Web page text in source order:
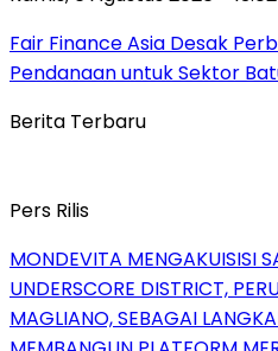
Fair Finance Asia Desak
Pendanaan untuk Sektor
Berita Terbaru
Pers Rilis
MONDEVITA MENGAKUISISI
UNDERSCORE DISTRICT,
MAGLIANO, SEBAGAI